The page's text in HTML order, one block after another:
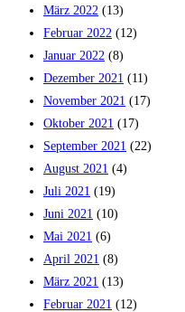
März 2022 (13)
Februar 2022 (12)
Januar 2022 (8)
Dezember 2021 (11)
November 2021 (17)
Oktober 2021 (17)
September 2021 (22)
August 2021 (4)
Juli 2021 (19)
Juni 2021 (10)
Mai 2021 (6)
April 2021 (8)
März 2021 (13)
Februar 2021 (12)